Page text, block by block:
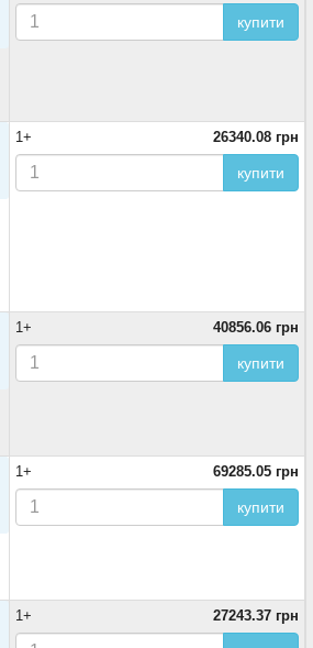
купити
1+ 26340.08 грн
купити
1+ 40856.06 грн
купити
1+ 69285.05 грн
купити
1+ 27243.37 грн